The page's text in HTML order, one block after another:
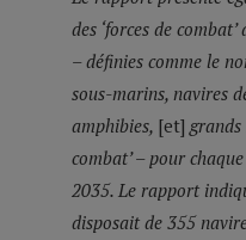
des ‘forces de
– définies comme le
sous-marins, navires
amphibies, [et]
combat’ – pour
2035. Le rapport
disposait de 355